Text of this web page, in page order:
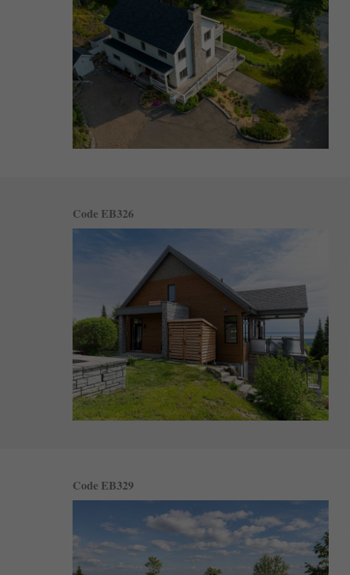
Code EB326
Code EB329